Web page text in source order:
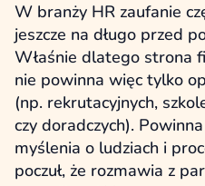
W branży HR zaufanie
jeszcze na długo przed
Właśnie dlatego strona
nie powinna więc tylko
(np. rekrutacyjnych,
czy doradczych).
myślenia o ludziach i
poczuł, że rozmawia z